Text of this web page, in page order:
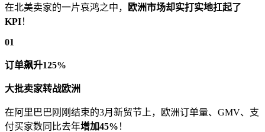
在北美卖家的一片哀鸿之中，
欧洲市场却实打实地扛起了
KPI！
01
订单飙升125%
大批卖家转战欧洲
在阿里巴巴刚刚结束的3月新贸节上，欧洲订单量、GMV、支
付买家数同比去年增加45% ！